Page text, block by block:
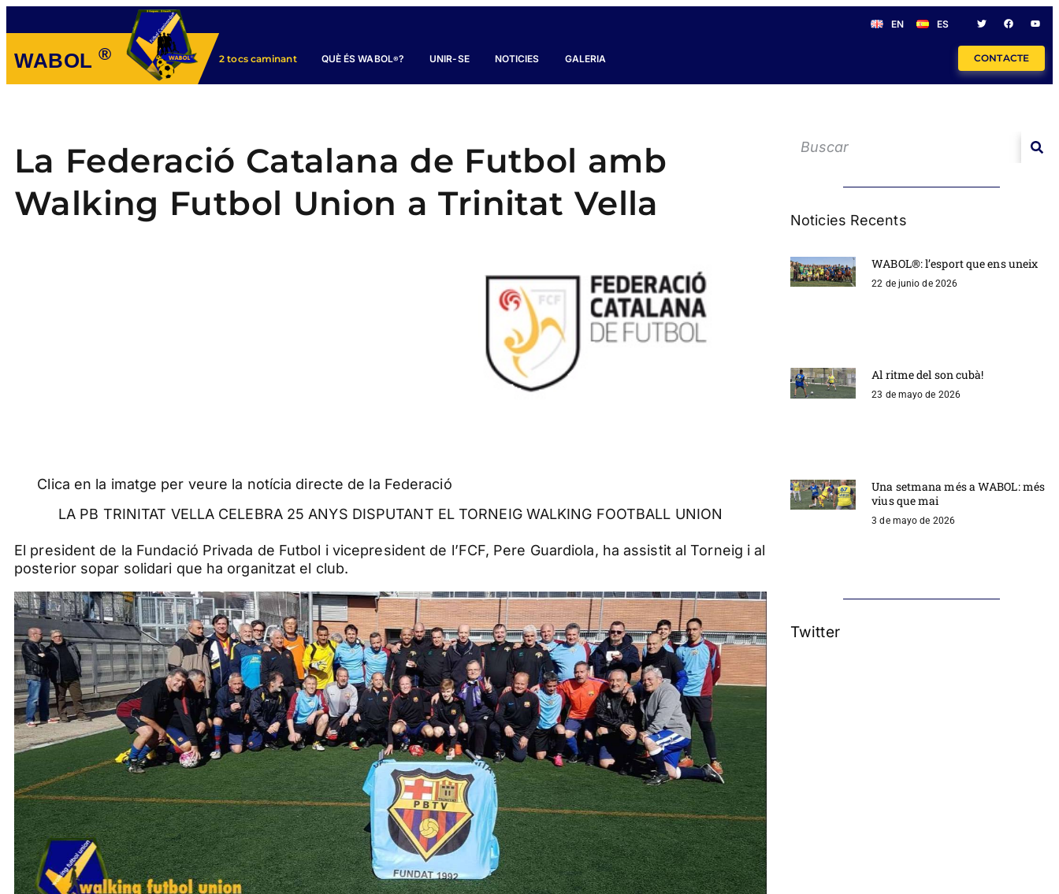
EN ES
WABOL ® 2 tocs caminant CONTACTE
QUÈ ÉS WABOL®? UNIR-SE NOTICIES GALERIA
La Federació Catalana de Futbol amb
Walking Futbol Union a Trinitat Vella
Clica en la imatge per veure la notícia directe de la Federació
LA PB TRINITAT VELLA CELEBRA 25 ANYS DISPUTANT EL TORNEIG WALKING FOOTBALL UNION
El president de la Fundació Privada de Futbol i vicepresident de l’FCF, Pere Guardiola, ha assistit al Torneig i al
posterior sopar solidari que ha organitzat el club.
Noticies Recents
WABOL®: l’esport que ens uneix
22 de junio de 2026
Al ritme del son cubà!
23 de mayo de 2026
Una setmana més a WABOL: més
vius que mai
3 de mayo de 2026
Twitter